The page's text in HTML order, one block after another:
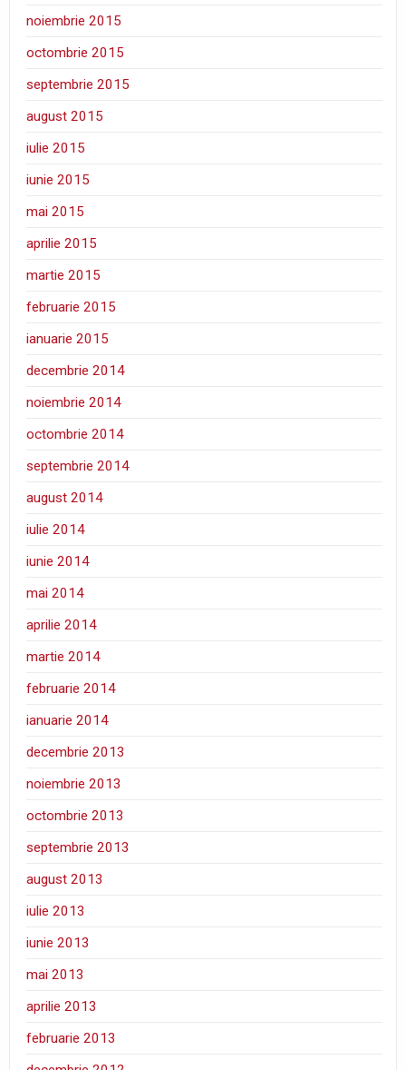
noiembrie 2015
octombrie 2015
septembrie 2015
august 2015
iulie 2015
iunie 2015
mai 2015
aprilie 2015
martie 2015
februarie 2015
ianuarie 2015
decembrie 2014
noiembrie 2014
octombrie 2014
septembrie 2014
august 2014
iulie 2014
iunie 2014
mai 2014
aprilie 2014
martie 2014
februarie 2014
ianuarie 2014
decembrie 2013
noiembrie 2013
octombrie 2013
septembrie 2013
august 2013
iulie 2013
iunie 2013
mai 2013
aprilie 2013
februarie 2013